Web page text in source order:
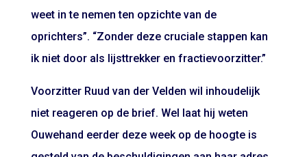
weet in te nemen ten opzichte van de
oprichters”. “Zonder deze cruciale stappen kan
ik niet door als lijsttrekker en fractievoorzitter.”
Voorzitter Ruud van der Velden wil inhoudelijk
niet reageren op de brief. Wel laat hij weten
Ouwehand eerder deze week op de hoogte is